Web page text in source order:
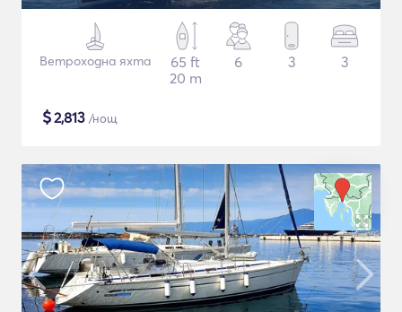
Ветроходна яхта
65 ft
20 m
6 3 3
$2,813 /нощ